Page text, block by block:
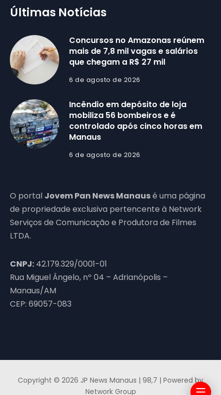
Últimas Notícias
Concursos no Amazonas reúnem
mais de 7,8 mil vagas e salários
que chegam a R$ 27 mil
6 de agosto de 2026
Incêndio em depósito de loja
mobiliza 56 bombeiros e é
controlado após cinco horas em
Manaus
6 de agosto de 2026
O portal Jovem Pan News Manausé uma página
de propriedade exclusiva pertencente à Network
Serviços de Comunicação e Produtora de Filmes
LTDA.
CNPJ: 42.179.329/0001-01
Rua Miguel Ângelo, nº 04 – Adrianópolis –
Manaus/AM
CEP: 69057-083
Copyright © 2026 JP News Manaus | 98,7 | Powered by
Network Group